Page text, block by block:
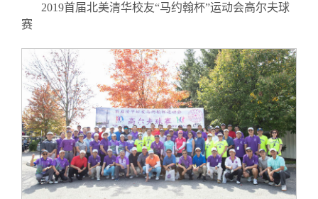
2019首届北美清华校友“马约翰杯”运动会高尔夫球
赛